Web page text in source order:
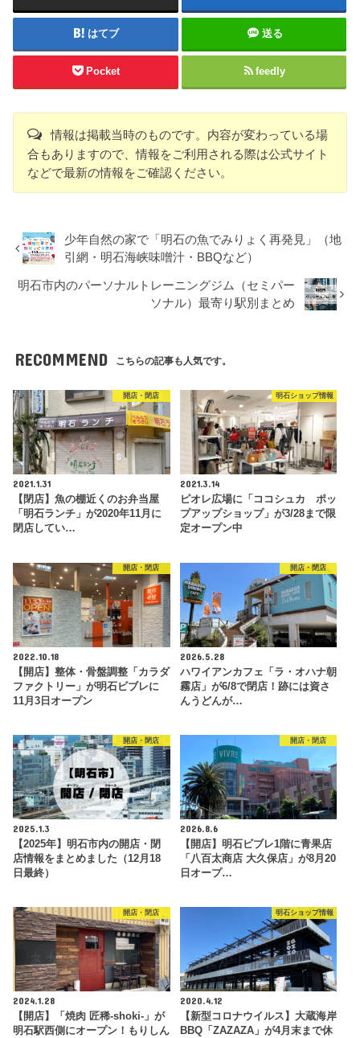
はてブ 送る
Pocket feedly
情報は掲載当時のものです。内容が変わっている場
合もありますので、情報をご利用される際は公式サイト
などで最新の情報をご確認ください。
少年自然の家で「明石の魚でみりょく再発見」（地
引網・明石海峡味噌汁・BBQなど）
明石市内のパーソナルトレーニングジム（セミパー
ソナル）最寄り駅別まとめ
RECOMMEND こちらの記事も人気です。
開店・閉店
2021.1.31
【閉店】魚の棚近くのお弁当屋
「明石ランチ」が2020年11月に
閉店してい…
明石ショップ情報
2021.3.14
ピオレ広場に「ココシュカ ポッ
プアップショップ」が3/28まで限
定オープン中
開店・閉店
2022.10.18
【開店】整体・骨盤調整「カラダ
ファクトリー」が明石ビブレに
11月3日オープン
開店・閉店
2026.5.28
ハワイアンカフェ「ラ・オハナ朝
霧店」が6/8で閉店！跡には資さ
んうどんが…
開店・閉店
2025.1.3
【2025年】明石市内の開店・閉
店情報をまとめました（12月18
日最終）
開店・閉店
2026.8.6
【開店】明石ビブレ1階に青果店
「八百太商店 大久保店」が8月20
日オープ…
開店・閉店
2024.1.28
【開店】「焼肉 匠稀-shoki-」が
明石駅西側にオープン！もりしん
明石ショップ情報
2020.4.12
【新型コロナウイルス】大蔵海岸
BBQ「ZAZAZA」が4月末まで休